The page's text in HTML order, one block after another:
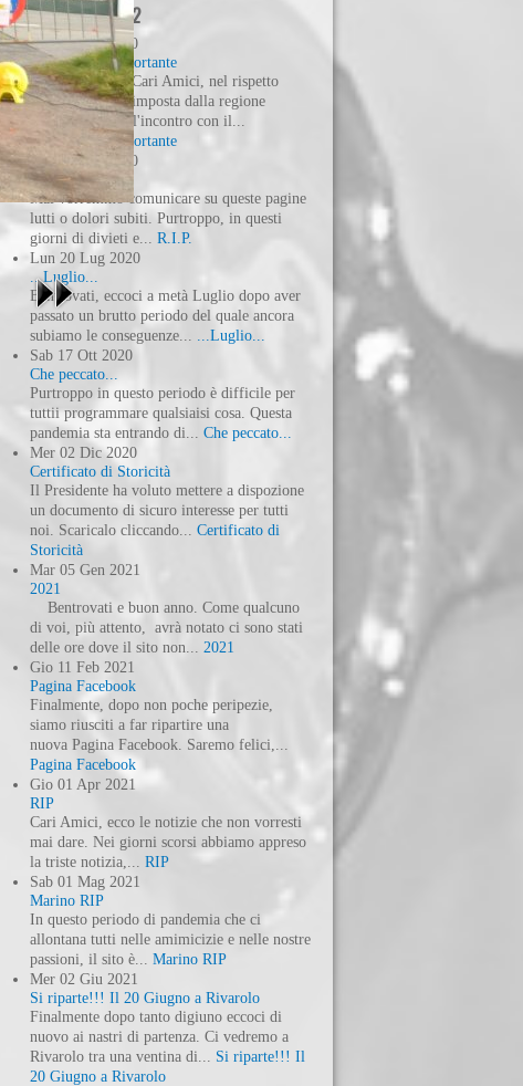
Articoli 2020-2022
Lun 24 Feb 2020
Comunicato importante
Aggiornamento Cari Amici, nel rispetto
della normativa imposta dalla regione
Piemonte, dopo l'incontro con il...
Comunicato importante
Sab
14 Mar
2020
R.I.P.
Mai vorremmo comunicare su queste pagine
lutti o dolori subiti. Purtroppo, in questi
giorni di divieti e... R.I.P.
Lun 20 Lug 2020
...Luglio...
Bentrovati, eccoci a metà Luglio dopo aver
passato un brutto periodo del quale ancora
subiamo le conseguenze... ...Luglio...
Sab 17 Ott 2020
Che peccato...
Purtroppo in questo periodo è difficile per
tuttii programmare qualsiaisi cosa. Questa
pandemia sta entrando di... Che peccato...
Mer 02 Dic 2020
Certificato di Storicità
Il Presidente ha voluto mettere a dispozione
un documento di sicuro interesse per tutti
noi. Scaricalo cliccando... Certificato di
Storicità
Mar 05 Gen 2021
2021
Bentrovati e buon anno. Come qualcuno
di voi, più attento, avrà notato ci sono stati
delle ore dove il sito non... 2021
Gio 11 Feb 2021
Pagina Facebook
Finalmente, dopo non poche peripezie,
siamo riusciti a far ripartire una
nuova Pagina Facebook. Saremo felici,...
Pagina Facebook
Gio 01 Apr 2021
RIP
Cari Amici, ecco le notizie che non vorresti
mai dare. Nei giorni scorsi abbiamo appreso
la triste notizia,... RIP
Sab 01 Mag 2021
Marino RIP
In questo periodo di pandemia che ci
allontana tutti nelle amimicizie e nelle nostre
passioni, il sito è... Marino RIP
Mer 02 Giu 2021
Si riparte!!! Il 20 Giugno a Rivarolo
Finalmente dopo tanto digiuno eccoci di
nuovo ai nastri di partenza. Ci vedremo a
Rivarolo tra una ventina di... Si riparte!!! Il
20 Giugno a Rivarolo